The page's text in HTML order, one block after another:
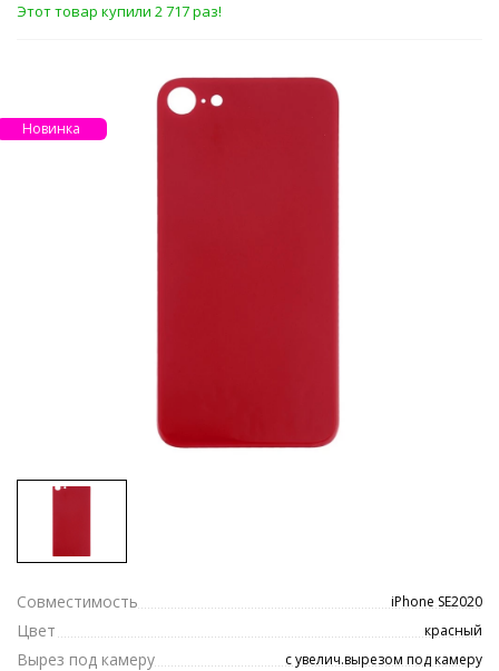
Этот товар купили 2 717 раз!
Новинка
Совместимость iPhone SE2020
Цвет красный
Вырез под камеру с увелич.вырезом под камеру